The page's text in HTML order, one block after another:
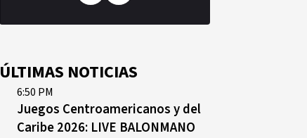
ÚLTIMAS NOTICIAS
6:50 PM
Juegos Centroamericanos y del
Caribe 2026: LIVE BALONMANO